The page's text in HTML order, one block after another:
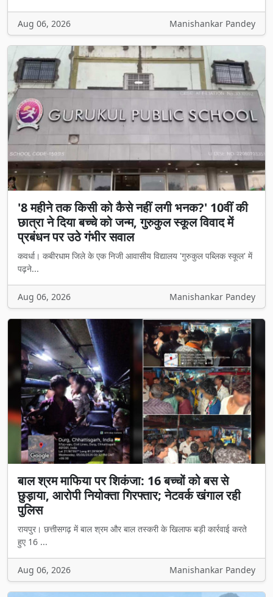
Aug 06, 2026 Manishankar Pandey
'8 महीने तक किसी को कैसे नहीं लगी भनक?' 10वीं की
छात्रा ने दिया बच्चे को जन्म, गुरुकुल स्कूल विवाद में
प्रबंधन पर उठे गंभीर सवाल
कवर्धा। कबीरधाम जिले के एक निजी आवासीय विद्यालय 'गुरुकुल पब्लिक स्कूल' में
पढ़ने...
Aug 06, 2026 Manishankar Pandey
बाल श्रम माफिया पर शिकंजा: 16 बच्चों को बस से
छुड़ाया, आरोपी नियोक्ता गिरफ्तार; नेटवर्क खंगाल रही
पुलिस
रायपुर। छत्तीसगढ़ में बाल श्रम और बाल तस्करी के खिलाफ बड़ी कार्रवाई करते
हुए 16 ...
Aug 06, 2026 Manishankar Pandey